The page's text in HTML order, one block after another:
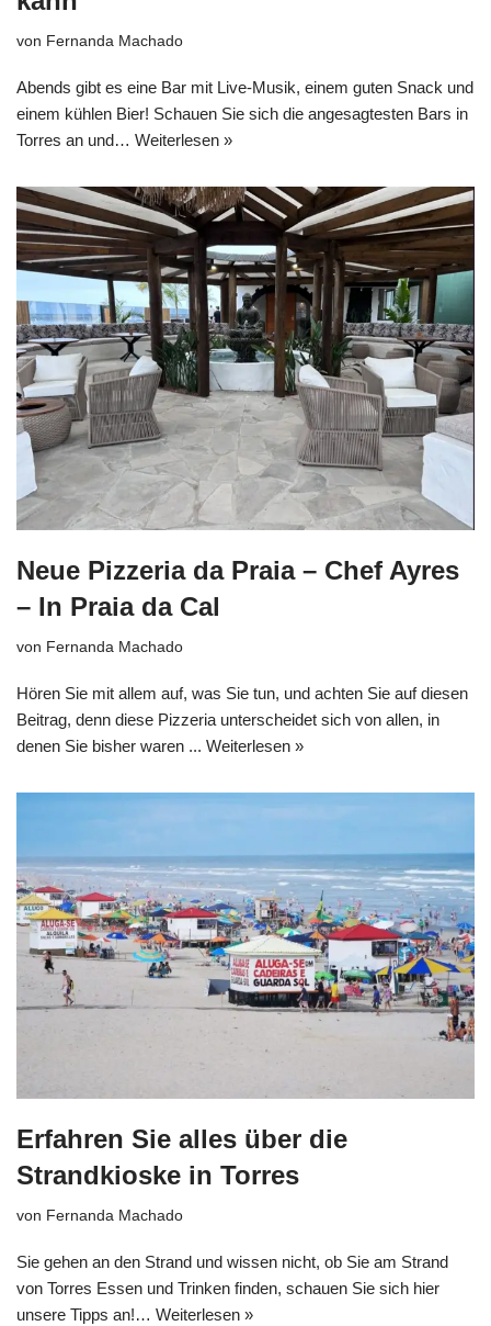
von Fernanda Machado
Abends gibt es eine Bar mit Live-Musik, einem guten Snack und
einem kühlen Bier! Schauen Sie sich die angesagtesten Bars in
Torres an und… Weiterlesen »
Neue Pizzeria da Praia – Chef Ayres
– In Praia da Cal
von Fernanda Machado
Hören Sie mit allem auf, was Sie tun, und achten Sie auf diesen
Beitrag, denn diese Pizzeria unterscheidet sich von allen, in
denen Sie bisher waren ... Weiterlesen »
Erfahren Sie alles über die
Strandkioske in Torres
von Fernanda Machado
Sie gehen an den Strand und wissen nicht, ob Sie am Strand
von Torres Essen und Trinken finden, schauen Sie sich hier
unsere Tipps an!… Weiterlesen »